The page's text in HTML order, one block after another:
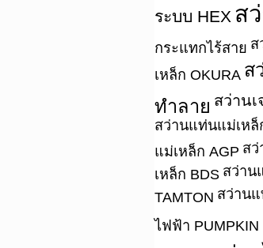
ระบบ HEX ส
กระแทกไร้สาย ส
เหล็ก OKURA ส
ทำลาย สว่าน
สว่านแท่นแม่เหล็
แม่เหล็ก AGP ส
เหล็ก BDS สว่าน
TAMTON สว่าน
ไฟฟ้า PUMPKIN